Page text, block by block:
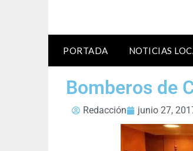
PORTADA NOTICIAS
Bomberos de
Redacción junio 27,